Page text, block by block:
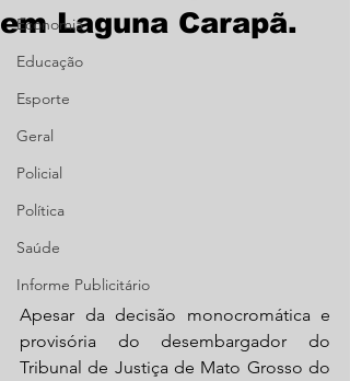
Economia
Educação
Esporte
Geral
Policial
Política
Saúde
Informe Publicitário
em Laguna Carapã.
Apesar da decisão monocromática e
provisória do desembargador do
Tribunal de Justiça de Mato Grosso do